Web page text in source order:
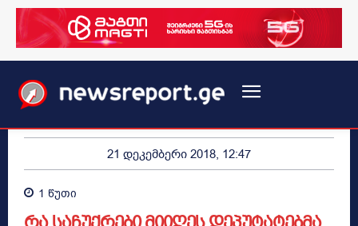
21 დეკემბერი 2018, 12:47
1 წუთი